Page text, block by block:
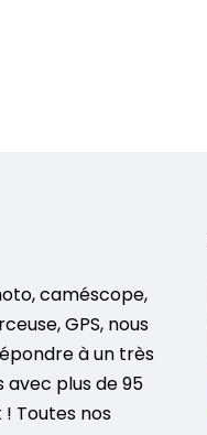
caméscope,
GPS, nous
à un très
avec plus de 95
Toutes nos